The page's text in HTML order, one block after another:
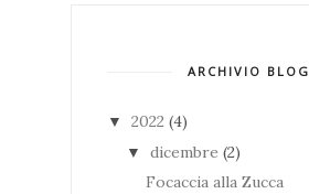
ARCHIVIO BLOG
▼ 2022 (4)
▼ dicembre (2)
Focaccia alla Zucca